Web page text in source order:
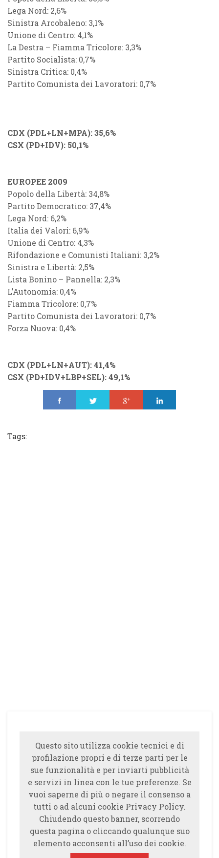
Lega Nord: 2,6%
Sinistra Arcobaleno: 3,1%
Unione di Centro: 4,1%
La Destra – Fiamma Tricolore: 3,3%
Partito Socialista: 0,7%
Sinistra Critica: 0,4%
Partito Comunista dei Lavoratori: 0,7%
CDX (PDL+LN+MPA): 35,6%
CSX (PD+IDV): 50,1%
EUROPEE 2009
Popolo della Libertà: 34,8%
Partito Democratico: 37,4%
Lega Nord: 6,2%
Italia dei Valori: 6,9%
Unione di Centro: 4,3%
Rifondazione e Comunisti Italiani: 3,2%
Sinistra e Libertà: 2,5%
Lista Bonino – Pannella: 2,3%
L’Autonomia: 0,4%
Fiamma Tricolore: 0,7%
Partito Comunista dei Lavoratori: 0,7%
Forza Nuova: 0,4%
CDX (PDL+LN+AUT): 41,4%
CSX (PD+IDV+LBP+SEL): 49,1%
Tags:
Questo sito utilizza cookie tecnici e di
profilazione propri e di terze parti per le
sue funzionalità e per inviarti pubblicità
e servizi in linea con le tue preferenze. Se
vuoi saperne di più o negare il consenso a
tutti o ad alcuni cookie Privacy Policy.
Chiudendo questo banner, scorrendo
questa pagina o cliccando qualunque suo
elemento acconsenti all’uso dei cookie.